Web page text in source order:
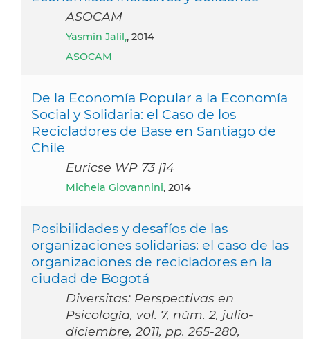
ASOCAM
Yasmin Jalil,, 2014
ASOCAM
De la Economía Popular a la Economía
Social y Solidaria: el Caso de los
Recicladores de Base en Santiago de
Chile
Euricse WP 73 |14
Michela Giovannini, 2014
Posibilidades y desafíos de las
organizaciones solidarias: el caso de las
organizaciones de recicladores en la
ciudad de Bogotá
Diversitas: Perspectivas en
Psicología, vol. 7, núm. 2, julio-
diciembre, 2011, pp. 265-280,